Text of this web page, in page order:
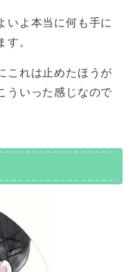
いよ本当に何も手に
す。
これは止めたほうが
ういった感じなので